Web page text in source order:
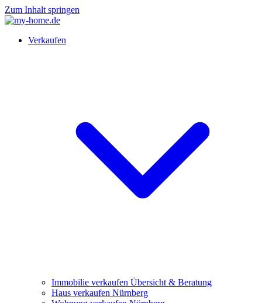
Zum Inhalt springen
Verkaufen
Immobilie verkaufen Übersicht & Beratung
Haus verkaufen Nürnberg